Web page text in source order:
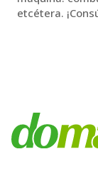
etcétera.